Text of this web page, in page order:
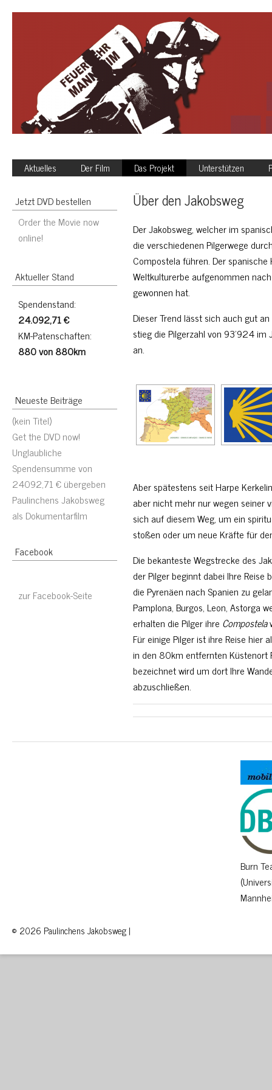
Aktuelles Der Film Das Projekt Unterstützen
Jetzt DVD bestellen
Order the Movie now
online!
Aktueller Stand
Spendenstand:
24.092,71 €
KM-Patenschaften:
880 von 880km
Neueste Beiträge
(kein Titel)
Get the DVD now!
Unglaubliche
Spendensumme von
24092,71 € übergeben
Paulinchens Jakobsweg
als Dokumentarfilm
Facebook
zur Facebook-Seite
Über den Jakobsweg
Der Jakobsweg, welcher im
die verschiedenen Pilgerwege
Compostela führen. Der
Weltkulturerbe aufgenommen
gewonnen hat.
Dieser Trend lässt sich auch gut
stieg die Pilgerzahl von 93’924
an.
Aber spätestens seit Harpe
aber nicht mehr nur wegen seiner
sich auf diesem Weg, um ein
stoßen oder um neue Kräfte für
Die bekanteste Wegstrecke des
der Pilger beginnt dabei Ihre Reise
die Pyrenäen nach Spanien zu
Pamplona, Burgos, Leon, Astorga
erhalten die Pilger ihre Compostela
Für einige Pilger ist ihre Reise hier
in den 80km entfernten
bezeichnet wird um dort Ihre
abzuschließen.
Burn
© 2026 Paulinchens Jakobsweg |